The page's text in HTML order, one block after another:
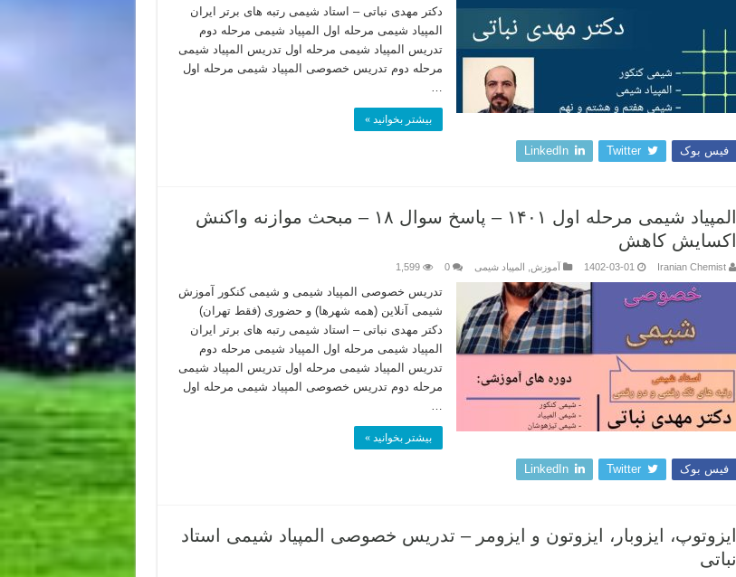
دکتر مهدی نباتی – استاد شیمی رتبه های برتر ایران
المپیاد شیمی مرحله اول المپیاد شیمی مرحله دوم
تدریس المپیاد شیمی مرحله اول تدریس المپیاد شیمی
مرحله دوم تدریس خصوصی المپیاد شیمی مرحله اول
…
بیشتر بخوانید »
فیس بوک Twitter
LinkedIn
المپیاد شیمی مرحله اول ۱۴۰۱ – پاسخ سوال ۱۸ – مبحث موازنه واکنش
اکسایش کاهش
Iranian Chemist
1402-03-01 آموزش المپیاد شیمی 0
1,599
تدریس خصوصی المپیاد شیمی و شیمی کنکور آموزش
شیمی آنلاین (همه شهرها) و حضوری (فقط تهران)
دکتر مهدی نباتی – استاد شیمی رتبه های برتر ایران
المپیاد شیمی مرحله اول المپیاد شیمی مرحله دوم
تدریس المپیاد شیمی مرحله اول تدریس المپیاد شیمی
مرحله دوم تدریس خصوصی المپیاد شیمی مرحله اول
…
بیشتر بخوانید »
فیس بوک Twitter
LinkedIn
ایزوتوپ، ایزوبار، ایزوتون و ایزومر – تدریس خصوصی المپیاد شیمی استاد
نباتی